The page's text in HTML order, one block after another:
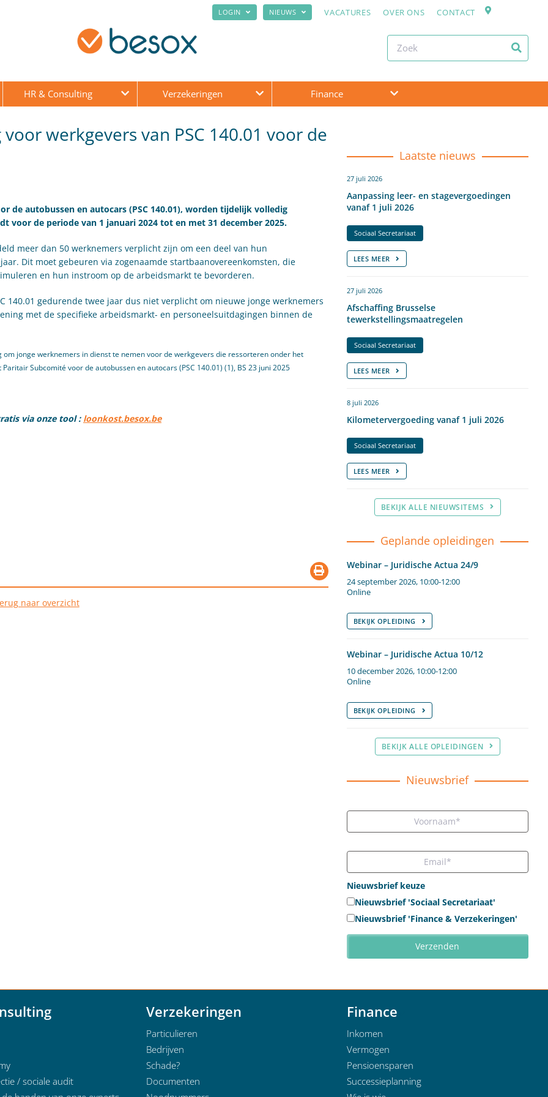
LOGIN NIEUWS VACATURES OVER ONS CONTACT
HR & Consulting Verzekeringen Finance
werkgevers van PSC 140.01 voor de
de autobussen en autocars (PSC 140.01), worden tijdelijk volledig
voor de periode van 1 januari 2024 tot en met 31 december 2025.
meer dan 50 werknemers verplicht zijn om een deel van hun
Dit moet gebeuren via zogenaamde startbaanovereenkomsten, die
en hun instroom op de arbeidsmarkt te bevorderen.
140.01 gedurende twee jaar dus niet verplicht om nieuwe jonge werknemers
met de specifieke arbeidsmarkt- en personeelsuitdagingen binnen de
jonge werknemers in dienst te nemen voor de werkgevers die ressorteren onder het
Subcomité voor de autobussen en autocars (PSC 140.01) (1), BS 23 juni 2025
via onze tool : loonkost.besox.be
naar overzicht
Laatste nieuws
27 juli 2026
Aanpassing leer- en stagevergoedingen
vanaf 1 juli 2026
Sociaal Secretariaat
LEES MEER
27 juli 2026
Afschaffing Brusselse
tewerkstellingsmaatregelen
Sociaal Secretariaat
LEES MEER
8 juli 2026
Kilometervergoeding vanaf 1 juli 2026
Sociaal Secretariaat
LEES MEER
BEKIJK ALLE NIEUWSITEMS
Geplande opleidingen
Webinar – Juridische Actua 24/9
24 september 2026, 10:00-12:00
Online
BEKIJK OPLEIDING
Webinar – Juridische Actua 10/12
10 december 2026, 10:00-12:00
Online
BEKIJK OPLEIDING
BEKIJK ALLE OPLEIDINGEN
Nieuwsbrief
Nieuwsbrief keuze
Nieuwsbrief 'Sociaal Secretariaat'
Nieuwsbrief 'Finance & Verzekeringen'
/ sociale audit
Verzekeringen
Particulieren
Bedrijven
Schade?
Documenten
Finance
Inkomen
Vermogen
Pensioensparen
Successieplanning